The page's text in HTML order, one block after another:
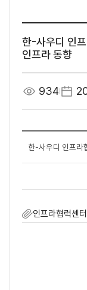
한-사우디 인
인프라 동향
934
한-사우디 인프라
인프라협력센